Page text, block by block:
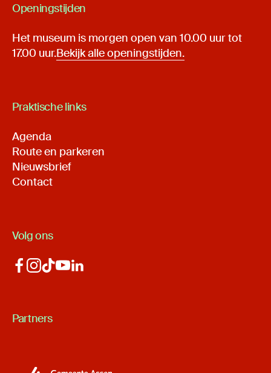
Openingstijden
Het museum is morgen open van 10.00 uur tot
17.00 uur.Bekijk alle openingstijden.
Praktische links
Agenda
Route en parkeren
Nieuwsbrief
Contact
Volg ons
Partners